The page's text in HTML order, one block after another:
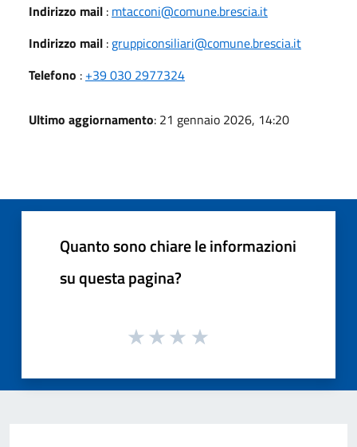
Indirizzo mail : mtacconi@comune.brescia.it
Indirizzo mail : gruppiconsiliari@comune.brescia.it
Telefono : +39 030 2977324
Ultimo aggiornamento: 21 gennaio 2026, 14:20
Quanto sono chiare le informazioni
su questa pagina?